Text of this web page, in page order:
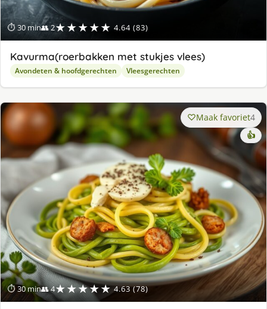
⏱ 30 min👥 2★★★★★ 4.64 (83)
Kavurma(roerbakken met stukjes vlees)
Avondeten & hoofdgerechten Vleesgerechten
⏱ 30 min👥 4★★★★★ 4.63 (78)
Maak favoriet4
👍